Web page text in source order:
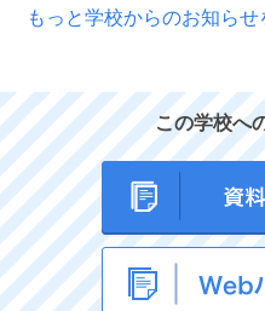
もっと学校からのお知らせ
この学校へ